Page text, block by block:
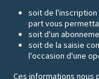
soit de
part vous
soit d'un
soit de la saisie
l'occasion d'une
Ces informations nous